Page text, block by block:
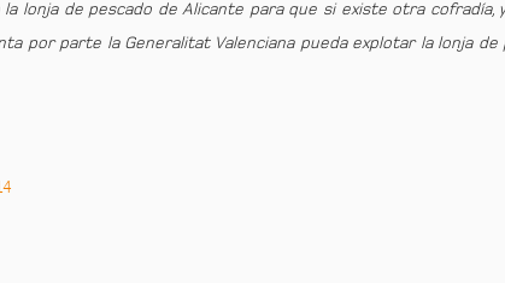
lonja de pescado de Alicante para que si existe otra
por parte la Generalitat Valenciana pueda explotar la lonja